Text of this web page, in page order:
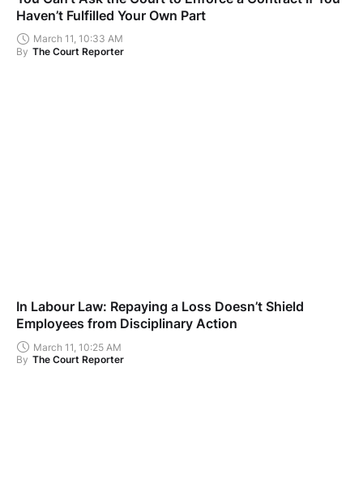
Haven’t Fulfilled Your Own Part
March 11, 10:33 AM
By The Court Reporter
In Labour Law: Repaying a Loss Doesn’t Shield
Employees from Disciplinary Action
March 11, 10:25 AM
By The Court Reporter